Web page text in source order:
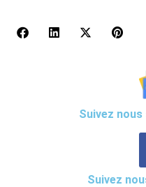
Suivez
Suivez